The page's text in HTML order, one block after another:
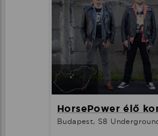
HorsePower élő
Budapest, S8